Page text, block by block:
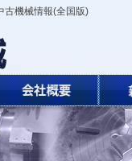
古機械情報(全国版)